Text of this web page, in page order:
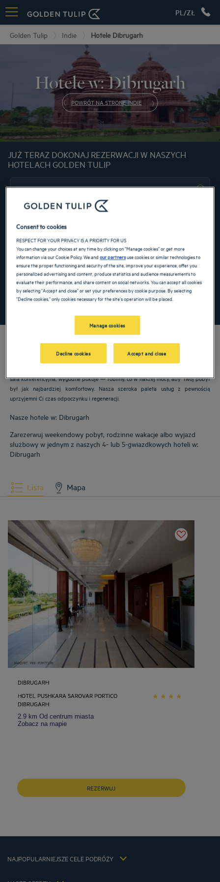
PL/ZŁ
Golden Tulip Indie Hotele Dibrugarh
Hotele w: Dibrugarh
POWRÓT NA STRONĘ INDIE
JUŻ TERAZ DOKONAJ REZERWACJI W NASZYCH
HOTELACH GOLDEN TULIP
ZNAJDŹ HOTEL
Dodaj specjalny kod
sala konferencyjna, wygodne pokoje — robimy, co w naszej mocy, aby Twój pobyt
był jak najbardziej komfortowy. Nasza szeroka paleta usług z pewnością
uprzyjemni Ci czas odpoczynku i regeneracji.
Nasze hotele w: Dibrugarh
Zarezerwuj weekendowy pobyt, rodzinne wakacje albo wyjazd
służbowy w jednym z naszych 4- lub 5-gwiazdkowych hoteli w:
Dibrugarh
Lista Mapa
DIBRUGARH
HOTEL PUSHKARA SAROVAR PORTICO
DIBRUGARH
2.9 km Od centrum miasta
Zobacz na mapie
REZERWUJ
NAJPOPULARNIEJSZE CELE PODRÓŻY
Hotele w Berlin
Hotele w Gdansk
Hotele w Paryz
Hotele w Aix-En-Provence
Informacje prawne
Ochrona Danych Osobowych
Consent to cookies
RESPECT FOR YOUR PRIVACY IS A PRIORITY FOR US
You can change your choices at any time by clicking on "Manage cookies" or get more
information via our Cookie Policy. We andour partnersuse cookies or similar technologies to
ensure the proper functioning and security of the site, improve your experience, offer you
personalized advertising and content, produce statistics and audience measurements to
evaluate their performance, and share content on social networks. You can accept all cookies
by selecting "Accept and close" or set your preferences by cookie purpose. By selecting
"Decline cookies," only cookies necessary for the site's operation will be placed.
Manage cookies
Decline cookies Accept and close